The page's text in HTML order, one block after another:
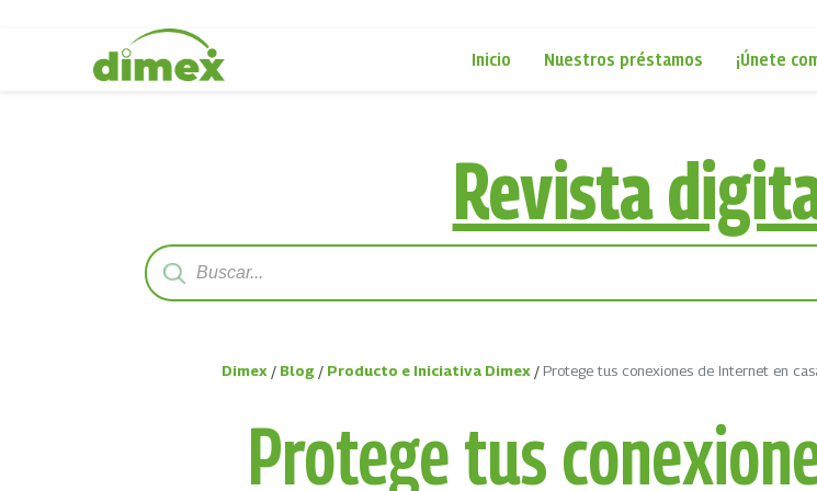
Inicio Nuestros préstamos ¡Únete
Revista
Dimex / Blog / Producto e Iniciativa Dimex / Protege tus conexiones de Internet en
Protege tus